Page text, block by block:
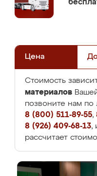
Цена
Стоимость
материалов
позвоните нам
8 (800) 511-89-55,
8 (926) 409-68-13,
рассчитает